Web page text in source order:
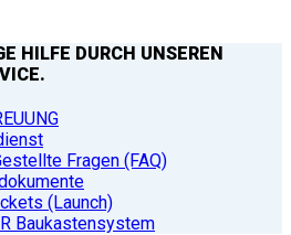
HILFE DURCH UNSEREN
Fragen (FAQ)
(Launch)
Baukastensystem